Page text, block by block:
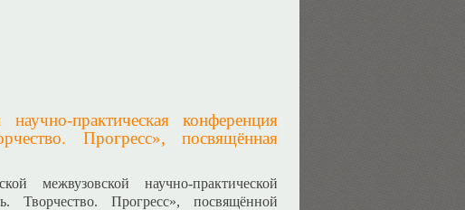
практическая конференция
Прогресс», посвящённая
межвузовской научно-практической
Творчество. Прогресс», посвящённой